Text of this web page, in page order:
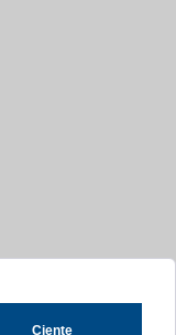
Ciente